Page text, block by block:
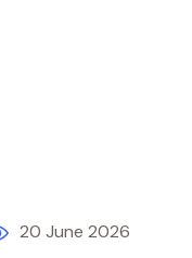
20 June 2026